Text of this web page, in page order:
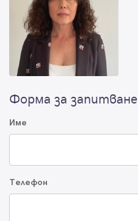
Форма за запитване
Име
Телефон